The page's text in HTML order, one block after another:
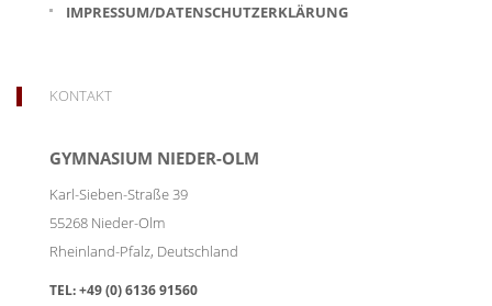
IMPRESSUM/DATENSCHUTZERKLÄRUNG
KONTAKT
GYMNASIUM NIEDER-OLM
Karl-Sieben-Straße 39
55268 Nieder-Olm
Rheinland-Pfalz, Deutschland
TEL:+49 (0) 6136 91560